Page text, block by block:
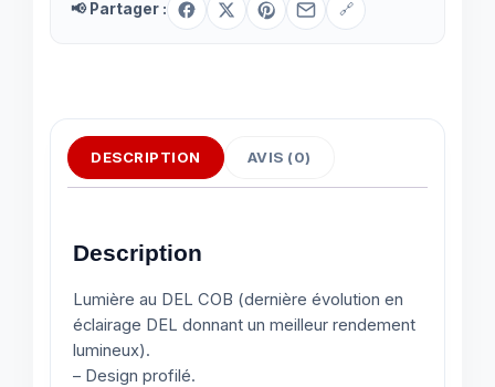
📢 Partager : 🔗
DESCRIPTION AVIS (0)
Description
Lumière au DEL COB (dernière évolution en
éclairage DEL donnant un meilleur rendement
lumineux).
– Design profilé.